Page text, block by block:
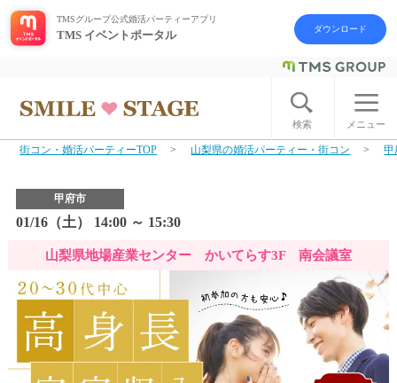
ログイン アカウント登録
今週の婚活パーティー
婚活パーティーの流れ
アフターアプローチとは
TMSグループ公式婚活パーティーアプリ
TMS イベントポータル ダウンロード
検索 メニュー
街コン・婚活パーティーTOP 山梨県の婚活パーティー・街コン 甲
甲府市
01/16（土） 14:00 ～ 15:30
山梨県地場産業センター かいてらす3F 南会議室